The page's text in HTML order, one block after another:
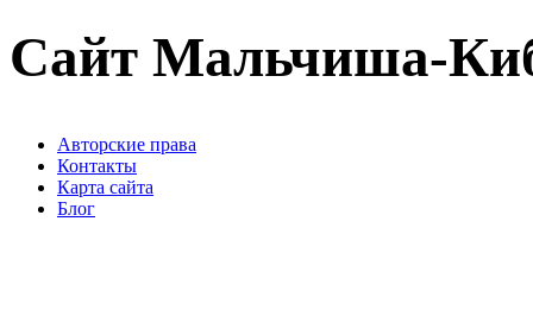
Сайт Мальчиша-
Авторские права
Контакты
Карта сайта
Блог